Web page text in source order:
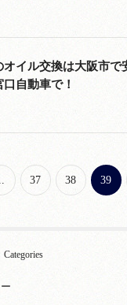
イル交換は大阪市で
自動車で！
37 38 39
Categories